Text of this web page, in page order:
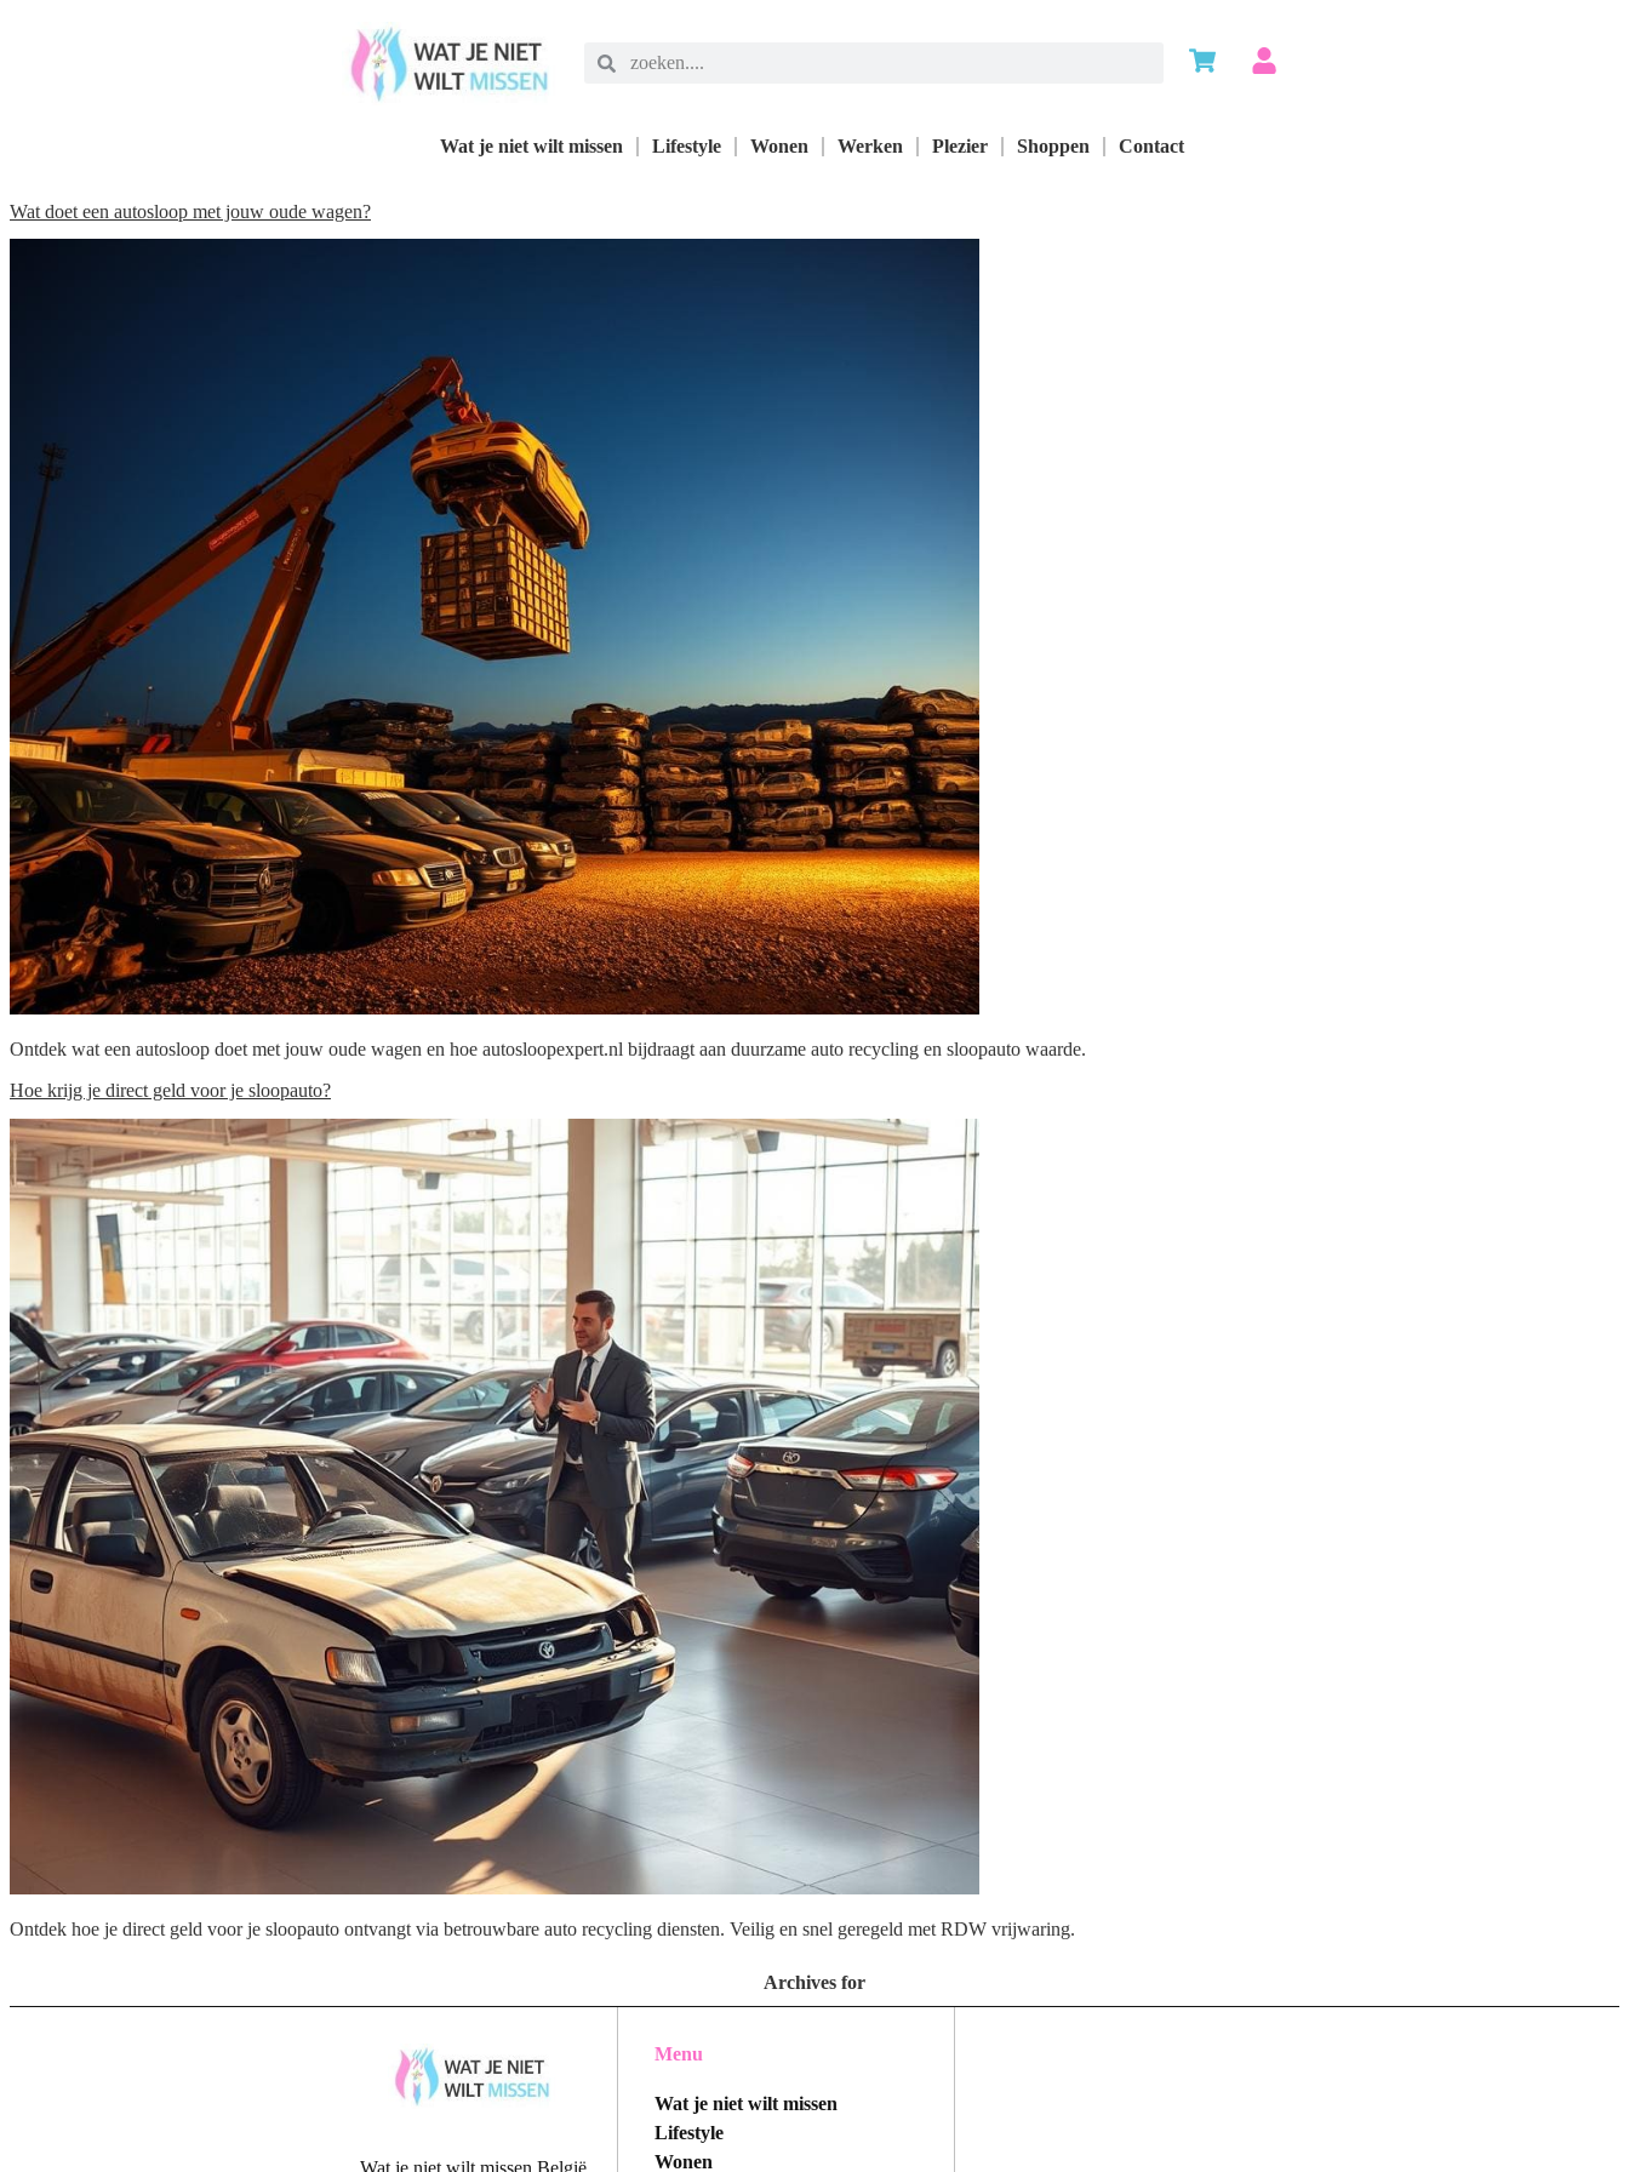
Wat je niet wilt missen Lifestyle Wonen Werken Plezier Shoppen Contact
Wat doet een autosloop met jouw oude wagen?
Ontdek wat een autosloop doet met jouw oude wagen en hoe autosloopexpert.nl bijdraagt aan duurzame auto recycling en sloopauto waarde.
Hoe krijg je direct geld voor je sloopauto?
Ontdek hoe je direct geld voor je sloopauto ontvangt via betrouwbare auto recycling diensten. Veilig en snel geregeld met RDW vrijwaring.
Archives for
Wat je niet wilt missen België
Menu
Wat je niet wilt missen
Lifestyle
Wonen